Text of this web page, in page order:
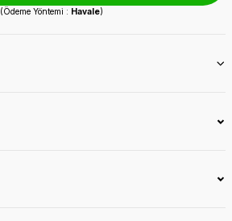
(Ödeme Yöntemi : Havale)